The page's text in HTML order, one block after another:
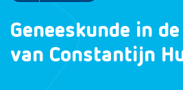
Geneeskunde in
van Constantijn